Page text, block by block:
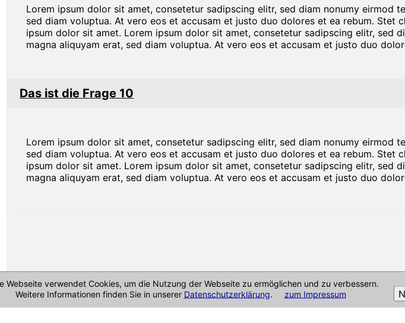
Webseite verwendet Cookies, um die Nutzung der Webseite zu ermöglichen und zu verbessern.
Weitere Informationen finden Sie in unserer Datenschutzerklärung. zum Impressum
Lorem ipsum dolor sit amet, consetetur sadipscing elitr, sed diam nonumy eirmod
sed diam voluptua. At vero eos et accusam et justo duo dolores et ea rebum. Stet
ipsum dolor sit amet. Lorem ipsum dolor sit amet, consetetur sadipscing elitr, sed
magna aliquyam erat, sed diam voluptua. At vero eos et accusam et justo duo
Das ist die Frage 10
Lorem ipsum dolor sit amet, consetetur sadipscing elitr, sed diam nonumy eirmod
sed diam voluptua. At vero eos et accusam et justo duo dolores et ea rebum. Stet
ipsum dolor sit amet. Lorem ipsum dolor sit amet, consetetur sadipscing elitr, sed
magna aliquyam erat, sed diam voluptua. At vero eos et accusam et justo duo
Cookie-Richtlinie